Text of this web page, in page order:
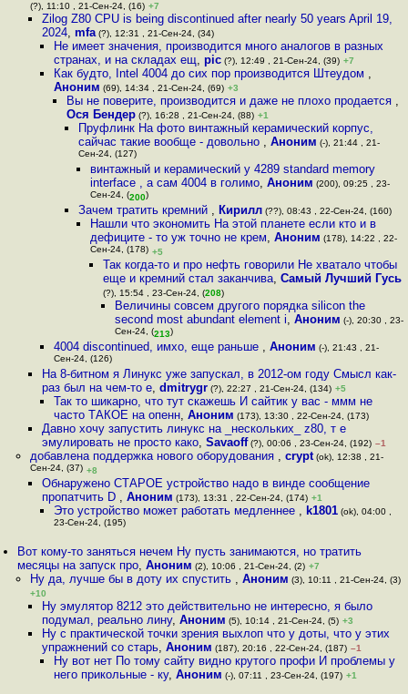
(?), 11:10 , 21-Сен-24, (16) +7
Zilog Z80 CPU is being discontinued after nearly 50 years April 19,
2024, mfa(?), 12:31 , 21-Сен-24, (34)
Не имеет значения, производится много аналогов в разных
странах, и на складах ещ,pic (?), 12:49 , 21-Сен-24, (39) +7
Как будто, Intel 4004 до сих пор производится Штеудом ,
Аноним (69), 14:34 , 21-Сен-24, (69) +3
Вы не поверите, производится и даже не плохо продается ,
Ося Бендер(?), 16:28 , 21-Сен-24, (88) +1
Пруфлинк На фото винтажный керамический корпус,
сайчас такие вообще - довольно , Аноним (-), 21:44 , 21-
Сен-24, (127)
винтажный и керамический у 4289 standard memory
interface , а сам 4004 в голимо,Аноним (200), 09:25 , 23-
Сен-24, (200)
Зачем тратить кремний , Кирилл(??), 08:43 , 22-Сен-24, (160)
Нашли что экономить На этой планете если кто и в
дефиците - то уж точно не крем,Аноним (178), 14:22 , 22-
Сен-24, (178) +5
Так когда-то и про нефть говорили Не хватало чтобы
еще и кремний стал заканчива, Самый Лучший Гусь
(?), 15:54 , 23-Сен-24, (208)
Величины совсем другого порядка silicon the
second most abundant element i, Аноним (-), 20:30 , 23-
Сен-24, (213)
4004 discontinued, имхо, еще раньше ,Аноним (-), 21:43 , 21-
Сен-24, (126)
На 8-битном я Линукс уже запускал, в 2012-ом году Смысл как-
раз был на чем-то е, dmitrygr(?), 22:27 , 21-Сен-24, (134) +5
Так то шикарно, что тут скажешь И сайтик у вас - ммм не
часто ТАКОЕ на опенн,Аноним (173), 13:30 , 22-Сен-24, (173)
Давно хочу запустить линукс на _нескольких_ z80, т е
эмулировать не просто како, Savaoff(?), 00:06 , 23-Сен-24, (192) –1
добавлена поддержка нового оборудования , crypt(ok), 12:38 , 21-
Сен-24, (37) +8
Обнаружено СТАРОЕ устройство надо в винде сообщение
пропатчить D , Аноним (173), 13:31 , 22-Сен-24, (174) +1
Это устройство может работать медленнее , k1801 (ok), 04:00 ,
23-Сен-24, (195)
Вот кому-то заняться нечем Ну пусть занимаются, но тратить
месяцы на запуск про,Аноним (2), 10:06 , 21-Сен-24, (2) +7
Ну да, лучше бы в доту их спустить , Аноним (3), 10:11 , 21-Сен-24, (3)
+10
Ну эмулятор 8212 это действительно не интересно, я было
подумал, реально лину, Аноним (5), 10:14 , 21-Сен-24, (5) +3
Ну с практической точки зрения выхлоп что у доты, что у этих
упражнений со старь, Аноним (187), 20:16 , 22-Сен-24, (187) –1
Ну вот нет По тому сайту видно крутого профи И проблемы у
него прикольные - ку,Аноним (-), 07:11 , 23-Сен-24, (197) +1